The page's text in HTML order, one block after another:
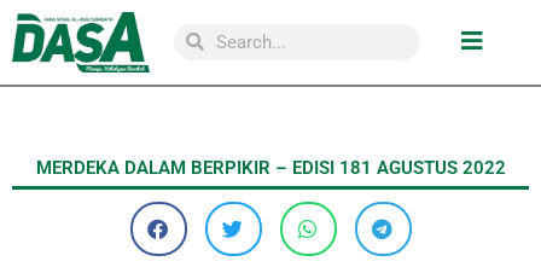
MERDEKA DALAM BERPIKIR – EDISI 181 AGUSTUS 2022